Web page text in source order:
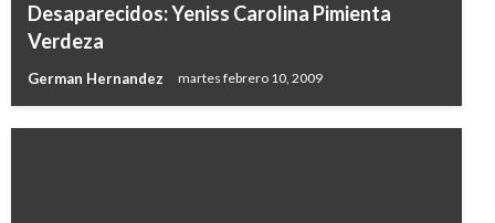
Desaparecidos: Yeniss Carolina Pimienta
Verdeza
German Hernandez martes febrero 10, 2009